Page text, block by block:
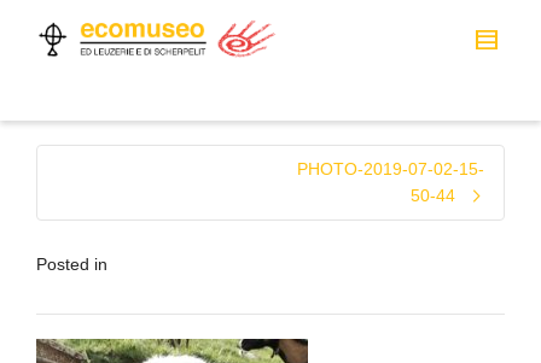
PHOTO-2019-07-02-15-
50-44
Posted in